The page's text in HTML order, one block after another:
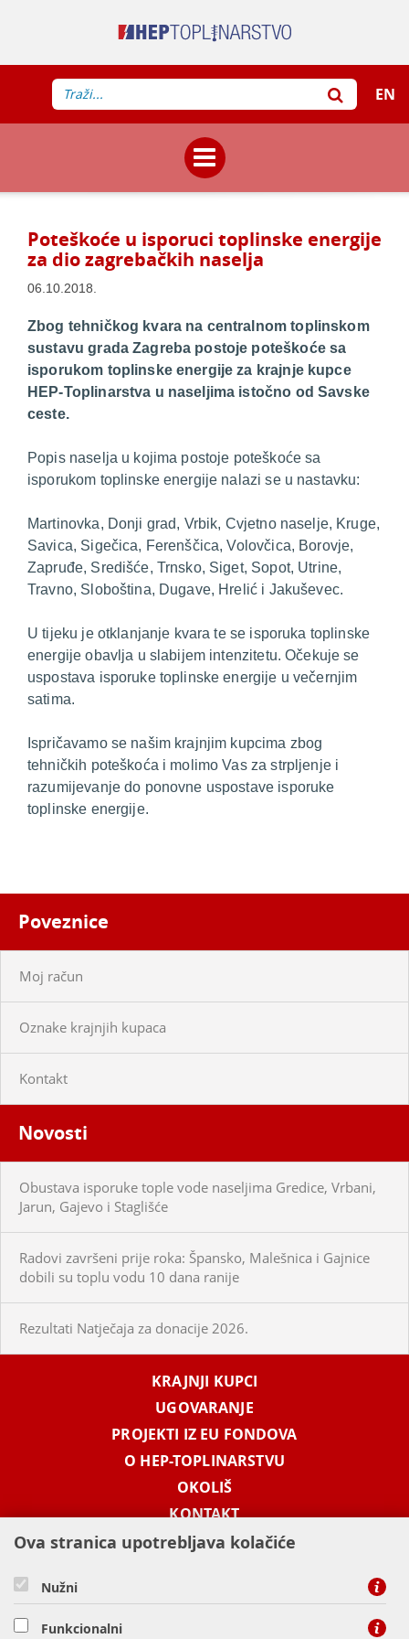
EN
Poteškoće u isporuci toplinske energije
za dio zagrebačkih naselja
06.10.2018.
Zbog tehničkog kvara na centralnom toplinskom
sustavu grada Zagreba postoje poteškoće sa
isporukom toplinske energije za krajnje kupce
HEP-Toplinarstva u naseljima istočno od Savske
ceste.
Popis naselja u kojima postoje poteškoće sa
isporukom toplinske energije nalazi se u nastavku:
Martinovka, Donji grad, Vrbik, Cvjetno naselje, Kruge,
Savica, Sigečica, Ferenščica, Volovčica, Borovje,
Zapruđe, Središće, Trnsko, Siget, Sopot, Utrine,
Travno, Sloboština, Dugave, Hrelić i Jakuševec.
U tijeku je otklanjanje kvara te se isporuka toplinske
energije obavlja u slabijem intenzitetu. Očekuje se
uspostava isporuke toplinske energije u večernjim
satima.
Ispričavamo se našim krajnjim kupcima zbog
tehničkih poteškoća i molimo Vas za strpljenje i
razumijevanje do ponovne uspostave isporuke
toplinske energije.
Poveznice
Moj račun
Oznake krajnjih kupaca
Kontakt
Novosti
Obustava isporuke tople vode naseljima Gredice, Vrbani,
Jarun, Gajevo i Staglišće
Radovi završeni prije roka: Špansko, Malešnica i Gajnice
dobili su toplu vodu 10 dana ranije
Rezultati Natječaja za donacije 2026.
KRAJNJI KUPCI
UGOVARANJE
PROJEKTI IZ EU FONDOVA
O HEP-TOPLINARSTVU
OKOLIŠ
KONTAKT
Ova stranica upotrebljava kolačiće
Nužni
Funkcionalni